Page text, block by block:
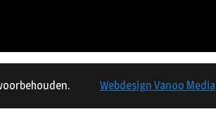
Webdesign Vanoo Media